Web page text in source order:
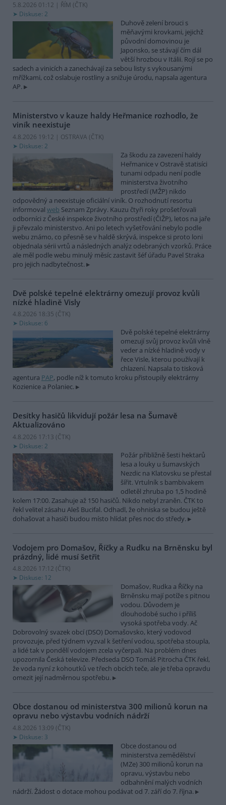
5.8.2026 01:12 | ŘÍM (ČTK)
Diskuse: 2
Duhově zelení brouci s
měňavými krovkami, jejichž
původní domovinou je
Japonsko, se stávají čím dál
větší hrozbou v Itálii. Rojí se po
sadech a vinicích a zanechávají za sebou listy s vykousanými
mřížkami, což oslabuje rostliny a snižuje úrodu, napsala agentura
AP.
Ministerstvo v kauze haldy Heřmanice rozhodlo, že
viník neexistuje
4.8.2026 19:12 | OSTRAVA (ČTK)
Diskuse: 2
Za škodu za zavezení haldy
Heřmanice v Ostravě statisíci
tunami odpadu není podle
ministerstva životního
prostředí (MŽP) nikdo
odpovědný a neexistuje oficiální viník. O rozhodnutí resortu
informoval web Seznam Zprávy. Kauzu čtyři roky prošetřovali
odborníci z České inspekce životního prostředí (ČIŽP), letos na jaře
ji převzalo ministerstvo. Ani po letech vyšetřování nebylo podle
webu známo, co přesně se v haldě skrývá, inspekce si proto loni
objednala sérii vrtů a následných analýz odebraných vzorků. Práce
ale měl podle webu minulý měsíc zastavit šéf úřadu Pavel Straka
pro jejich nadbytečnost.
Dvě polské tepelné elektrárny omezují provoz kvůli
nízké hladině Visly
4.8.2026 18:35 (ČTK)
Diskuse: 6
Dvě polské tepelné elektrárny
omezují svůj provoz kvůli vlně
veder a nízké hladině vody v
řece Visle, kterou používají k
chlazení. Napsala to tisková
agentura PAP, podle níž k tomuto kroku přistoupily elektrárny
Kozienice a Polaniec.
Desítky hasičů likvidují požár lesa na Šumavě
Aktualizováno
4.8.2026 17:13 (ČTK)
Diskuse: 2
Požár přibližně šesti hektarů
lesa a louky u šumavských
Nezdic na Klatovsku se přestal
šířit. Vrtulník s bambivakem
odletěl zhruba po 1,5 hodině
kolem 17:00. Zasahuje až 150 hasičů. Nikdo nebyl zraněn. ČTK to
řekl velitel zásahu Aleš Bucifal. Odhadl, že ohniska se budou ještě
dohašovat a hasiči budou místo hlídat přes noc do středy.
Vodojem pro Domašov, Říčky a Rudku na Brněnsku byl
prázdný, lidé musí šetřit
4.8.2026 17:12 (ČTK)
Diskuse: 12
Domašov, Rudka a Říčky na
Brněnsku mají potíže s pitnou
vodou. Důvodem je
dlouhodobé sucho i příliš
vysoká spotřeba vody. Ač
Dobrovolný svazek obcí (DSO) Domašovsko, který vodovod
provozuje, před týdnem vyzval k šetření vodou, spotřeba stoupla,
a lidé tak v pondělí vodojem zcela vyčerpali. Na problém dnes
upozornila Česká televize. Předseda DSO Tomáš Pitrocha ČTK řekl,
že voda nyní z kohoutků ve třech obcích teče, ale je třeba opravdu
omezit její nadměrnou spotřebu.
Obce dostanou od ministerstva 300 milionů korun na
opravu nebo výstavbu vodních nádrží
4.8.2026 13:09 (ČTK)
Diskuse: 3
Obce dostanou od
ministerstva zemědělství
(MZe) 300 milionů korun na
opravu, výstavbu nebo
odbahnění malých vodních
nádrží. Žádost o dotace mohou podávat od 7. září do 7. října.